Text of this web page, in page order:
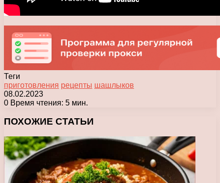
Теги
приготовления рецепты шашлыков
08.02.2023
0 Время чтения: 5 мин.
ПОХОЖИЕ СТАТЬИ